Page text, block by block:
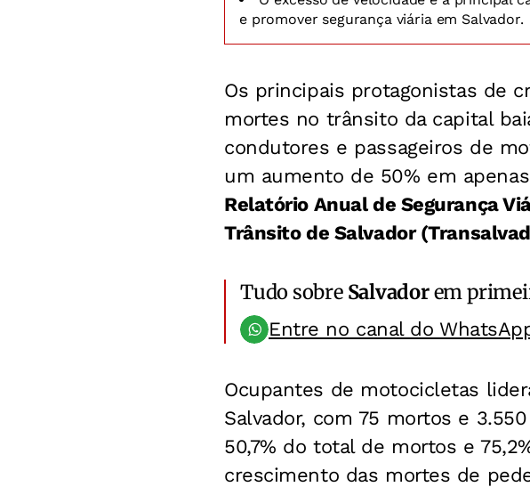
e promover segurança viária em Salvador.
Os principais protagonistas de
mortes no trânsito da capital
condutores e passageiros de
um aumento de 50% em
Relatório Anual de Segurança
Trânsito de Salvador
Tudo sobre Salvadorem
Entre no canal do
Ocupantes de motocicletas
Salvador, com 75 mortos e
50,7% do total de mortos e
crescimento das mortes de